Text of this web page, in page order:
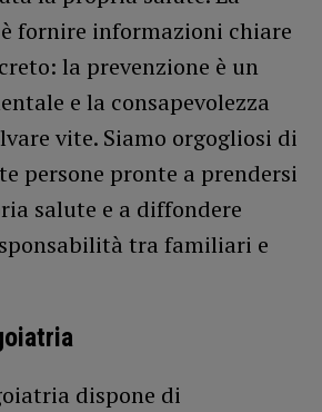
fornire informazioni chiare
la prevenzione è un
e la consapevolezza
vite. Siamo orgogliosi di
persone pronte a prendersi
salute e a diffondere
tra familiari e
dispone di